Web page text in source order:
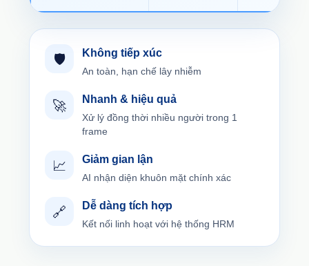
🛡️ Không tiếp xúc
An toàn, hạn chế lây nhiễm
🚀 Nhanh & hiệu quả
Xử lý đồng thời nhiều người trong 1
frame
📈 Giảm gian lận
AI nhận diện khuôn mặt chính xác
🔗 Dễ dàng tích hợp
Kết nối linh hoạt với hệ thống HRM